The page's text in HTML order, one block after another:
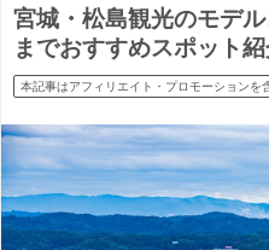
宮城・松島観光のモデ
までおすすめスポット紹
本記事はアフィリエイト・プロモーションを